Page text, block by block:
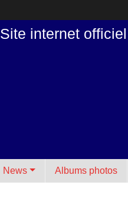
Site internet officiel
News Albums photos